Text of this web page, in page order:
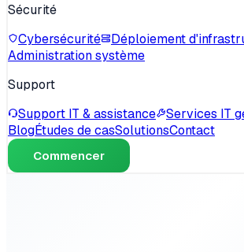
Sécurité
Cybersécurité
Déploiement
Administration système
Support
Support IT & assistance
Services IT
BlogÉtudes de casSolutionsContact
Commencer